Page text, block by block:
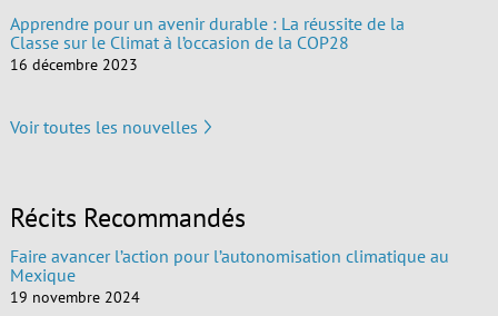
Apprendre pour un avenir durable : La réussite de la
Classe sur le Climat à l’occasion de la COP28
16 décembre 2023
Voir toutes les nouvelles
Récits Recommandés
Faire avancer l’action pour l’autonomisation climatique au
Mexique
19 novembre 2024